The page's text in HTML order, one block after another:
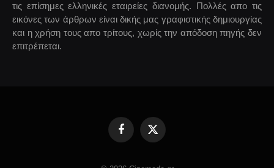
τις επίσημες ελληνικές εταιρείες διανομής. Πολλές απο τις
εικόνες των άρθρων είναι δικής μας γραφιστικής δημιουργίας
και η χρήση τους απο τρίτους, χωρίς την απόδοση πηγής δεν
επιτρέπεται.
FacebookX